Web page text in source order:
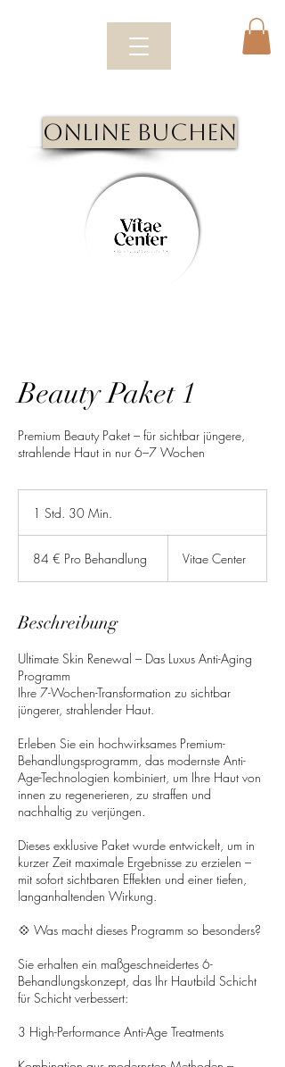
Online Buchen
Beauty Paket 1
Premium Beauty Paket – für sichtbar jüngere,
strahlende Haut in nur 6–7 Wochen
1 Std. 30 Min.
d
3
i
.
84 € Pro Behandlung Vitae Center
Beschreibung
Ultimate Skin Renewal – Das Luxus Anti-Aging
Programm
Ihre 7-Wochen-Transformation zu sichtbar
jüngerer, strahlender Haut.
Erleben Sie ein hochwirksames Premium-
Behandlungsprogramm, das modernste Anti-
Age-Technologien kombiniert, um Ihre Haut von
innen zu regenerieren, zu straffen und
nachhaltig zu verjüngen.
Dieses exklusive Paket wurde entwickelt, um in
kurzer Zeit maximale Ergebnisse zu erzielen –
mit sofort sichtbaren Effekten und einer tiefen,
langanhaltenden Wirkung.
💠 Was macht dieses Programm so besonders?
Sie erhalten ein maßgeschneidertes 6-
Behandlungskonzept, das Ihr Hautbild Schicht
für Schicht verbessert:
3 High-Performance Anti-Age Treatments